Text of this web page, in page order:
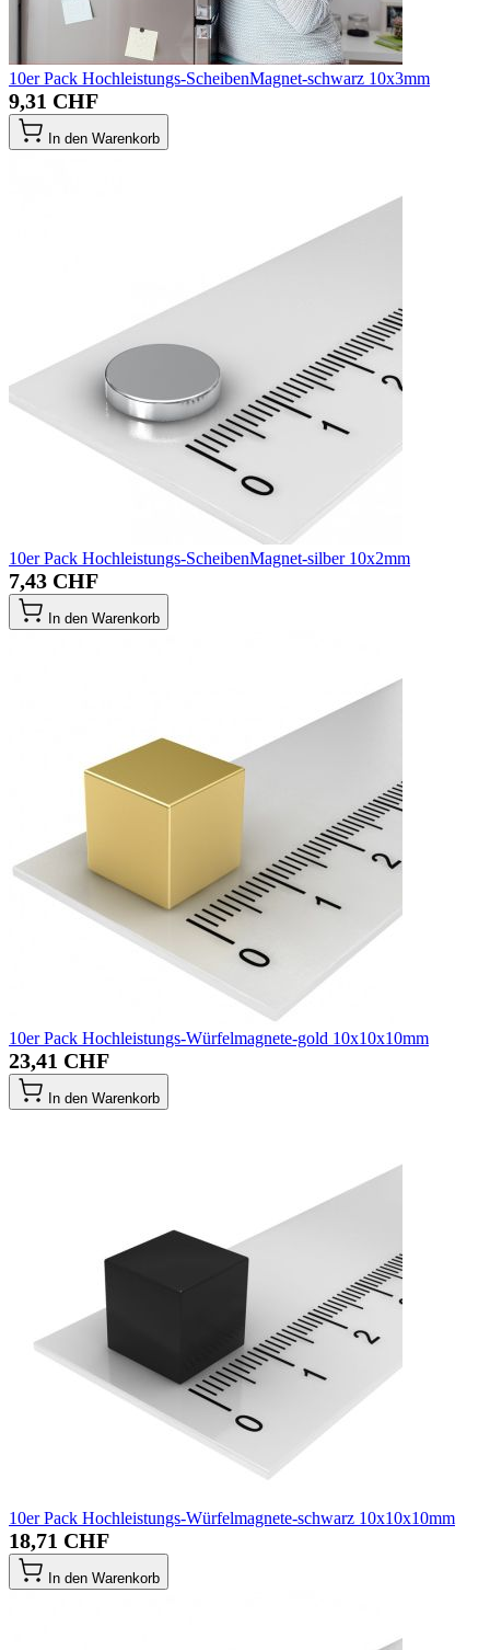
10er Pack Hochleistungs-ScheibenMagnet-schwarz 10x3mm
9,31 CHF
In den Warenkorb
10er Pack Hochleistungs-ScheibenMagnet-silber 10x2mm
7,43 CHF
In den Warenkorb
10er Pack Hochleistungs-Würfelmagnete-gold 10x10x10mm
23,41 CHF
In den Warenkorb
10er Pack Hochleistungs-Würfelmagnete-schwarz 10x10x10mm
18,71 CHF
In den Warenkorb